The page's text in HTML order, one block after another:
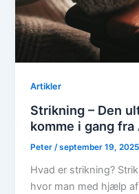
Artikler
Strikning – Den
komme i gang fra
Peter/september 19, 2025
Hvad er strikning?
hvor man med hjælp